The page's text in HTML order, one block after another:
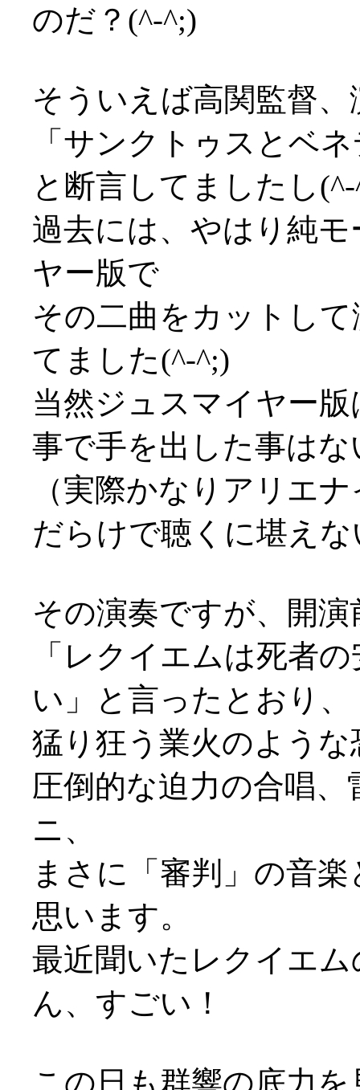
のだ？(^-^;)
そういえば高関監督
「サンクトゥスとベ
と断言してましたし
過去には、やはり純
ヤー版で
その二曲をカットし
てました(^-^;)
当然ジュスマイヤー
事で手を出した事は
（実際かなりアリエ
だらけで聴くに堪え
その演奏ですが、開
「レクイエムは死者
い」と言ったとおり、
猛り狂う業火のよう
圧倒的な迫力の合唱
ニ、
まさに「審判」の音
思います。
最近聞いたレクイエ
ん、すごい！
この日も群響の底力